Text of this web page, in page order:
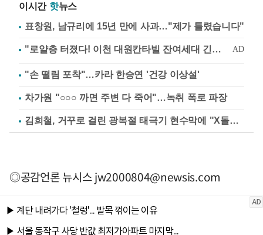
이시간 핫뉴스
표창원, 남규리에 15년 만에 사과…"제가 틀렸습니다"
"손 떨림 포착"…카라 한승연 '건강 이상설'
차가원 "○○○ 까면 주변 다 죽어"…녹취 폭로 파장
김희철, 거꾸로 걸린 광복절 태극기 현수막에 "X돌았네"
◎공감언론 뉴시스jw2000804@newsis.com